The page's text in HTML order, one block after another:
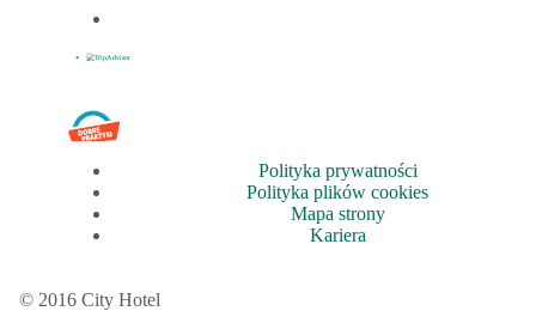
Polityka prywatności
Polityka plików cookies
Mapa strony
Kariera
© 2016 City Hotel